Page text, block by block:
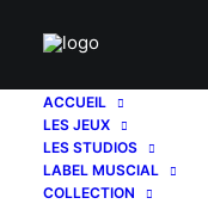
ACCUEIL
LES JEUX
LES STUDIOS
LABEL MUSCIAL
COLLECTION